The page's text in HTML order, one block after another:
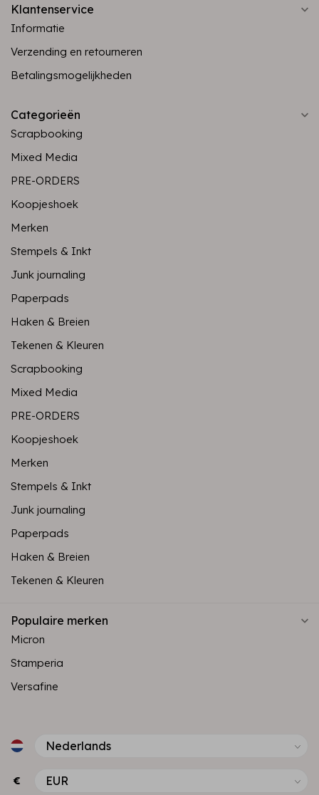
Klantenservice
Informatie
Verzending en retourneren
Betalingsmogelijkheden
Categorieën
Scrapbooking
Mixed Media
PRE-ORDERS
Koopjeshoek
Merken
Stempels & Inkt
Junk journaling
Paperpads
Haken & Breien
Tekenen & Kleuren
Scrapbooking
Mixed Media
PRE-ORDERS
Koopjeshoek
Merken
Stempels & Inkt
Junk journaling
Paperpads
Haken & Breien
Tekenen & Kleuren
Populaire merken
Micron
Stamperia
Versafine
€